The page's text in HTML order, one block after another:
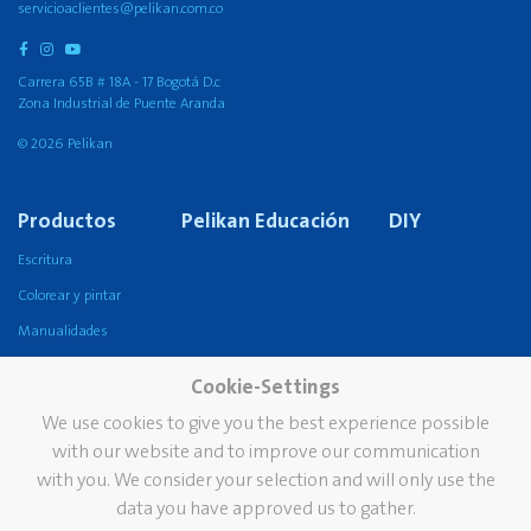
servicioaclientes@pelikan.com.co
Carrera 65B # 18A - 17 Bogotá D.c
Zona Industrial de Puente Aranda
© 2026 Pelikan
Productos
Escritura
Colorear y pintar
Manualidades
Oficina
Pelikan Educación DIY
Marca Servicios
Cookie-Settings
We use cookies to give you the best experience possible
with our website and to improve our communication
with you. We consider your selection and will only use the
data you have approved us to gather.